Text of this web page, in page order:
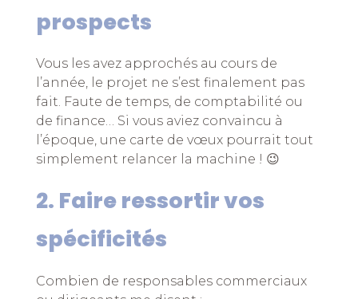
prospects
Vous les avez approchés au cours de
l’année, le projet ne s’est finalement pas
fait. Faute de temps, de comptabilité ou
de finance… Si vous aviez convaincu à
l’époque, une carte de vœux pourrait tout
simplement relancer la machine ! 😉
2. Faire ressortir vos
spécificités
Combien de responsables commerciaux